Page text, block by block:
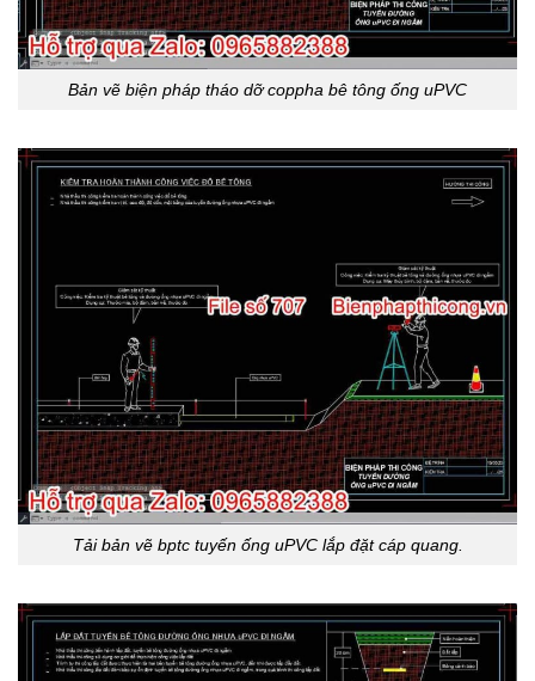
Bản vẽ biện pháp tháo dỡ coppha bê tông ống uPVC
Tải bản vẽ bptc tuyến ống uPVC lắp đặt cáp quang.